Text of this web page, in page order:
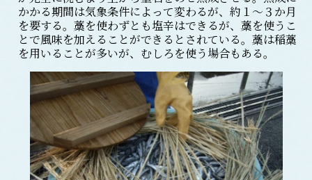
かかる期間は気象条件によって変わるが、約１～３か月
を要する。藁を使わずとも塩辛はできるが、藁を使うこ
とで風味を加えることができるとされている。藁は稲藁
を用いることが多いが、むしろを使う場合もある。